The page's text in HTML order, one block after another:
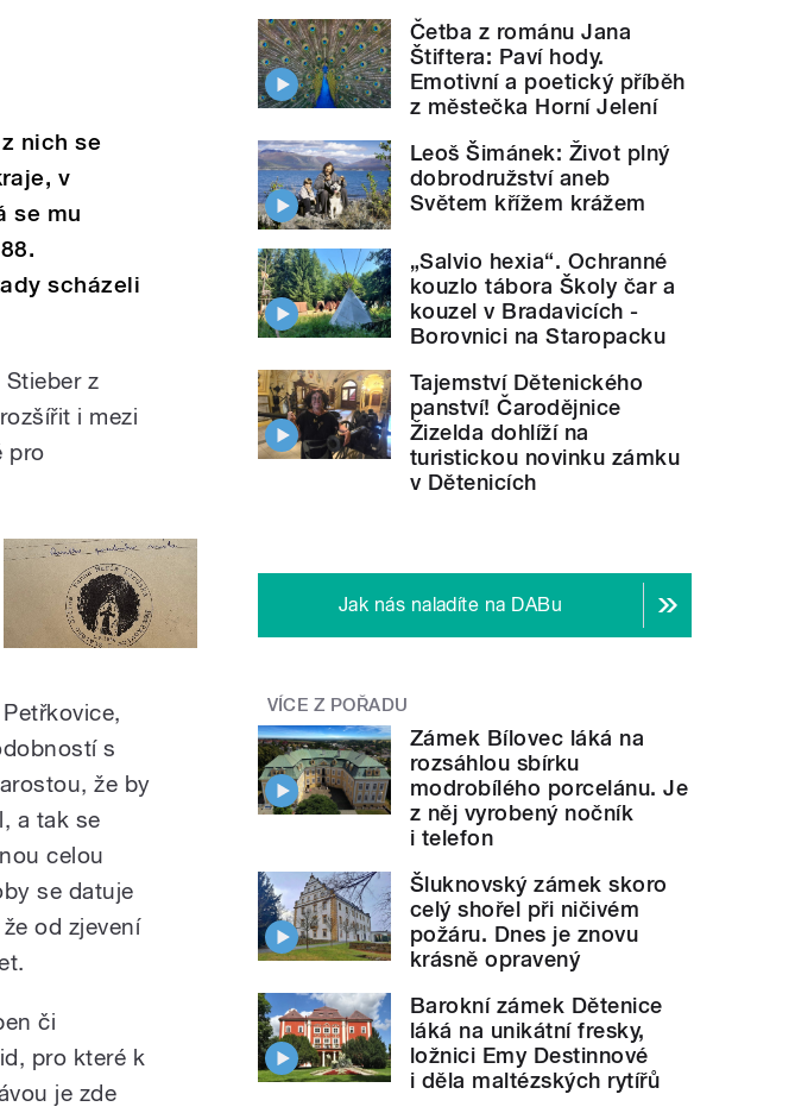
nich se
v
se mu
scházeli
z
i mezi
pro
s
že by
a tak se
celou
se datuje
od zjevení
či
pro které k
je zde
Četba z románu Jana
Štiftera: Paví hody.
Emotivní a poetický příběh
z městečka Horní Jelení
Leoš Šimánek: Život plný
dobrodružství aneb
Světem křížem krážem
„Salvio hexia“. Ochranné
kouzlo tábora Školy čar a
kouzel v Bradavicích -
Borovnici na Staropacku
Tajemství Dětenického
panství! Čarodějnice
Žizelda dohlíží na
turistickou novinku zámku
v Dětenicích
Jak nás naladíte na DABu
VÍCE Z POŘADU
Zámek Bílovec láká na
rozsáhlou sbírku
modrobílého porcelánu. Je
z něj vyrobený nočník
i telefon
Šluknovský zámek skoro
celý shořel při ničivém
požáru. Dnes je znovu
krásně opravený
Barokní zámek Dětenice
láká na unikátní fresky,
ložnici Emy Destinnové
i děla maltézských rytířů